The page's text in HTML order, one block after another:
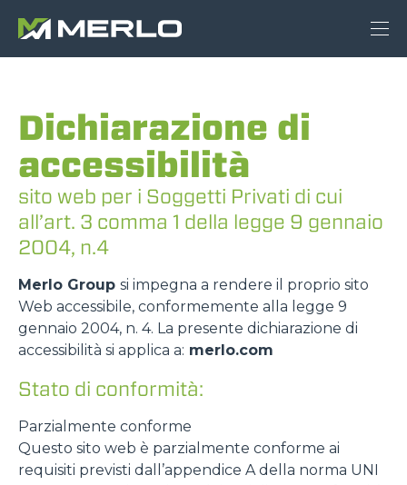
Dichiarazione di
accessibilità
sito web per i Soggetti Privati di cui
all’art. 3 comma 1 della legge 9 gennaio
2004, n.4
Merlo Group si impegna a rendere il proprio sito
Web accessibile, conformemente alla legge 9
gennaio 2004, n. 4. La presente dichiarazione di
accessibilità si applica a: merlo.com
Stato di conformità:
Parzialmente conforme
Questo sito web è parzialmente conforme ai
requisiti previsti dall’appendice A della norma UNI